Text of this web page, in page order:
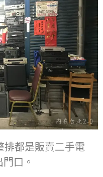
排都是販賣二手電
口。